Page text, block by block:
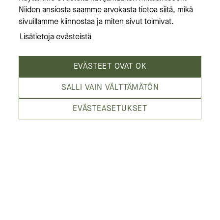
Niiden ansiosta saamme arvokasta tietoa siitä, mikä
sivuillamme kiinnostaa ja miten sivut toimivat.
Lisätietoja evästeistä
EVÄSTEET OVAT OK
SALLI VAIN VÄLTTÄMÄTÖN
EVÄSTEASETUKSET
Tietoa meistä
Kämp Galleria on Helsingin laadukkain
kauppakeskus,